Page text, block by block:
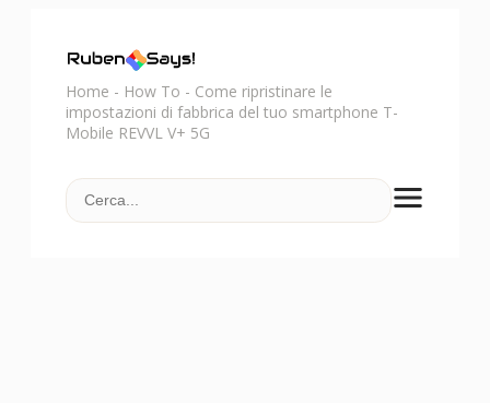
Home - How To - Come ripristinare le
impostazioni di fabbrica del tuo smartphone T-
Mobile REVVL V+ 5G